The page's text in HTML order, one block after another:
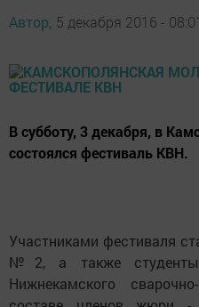
Автор, 5 декабря 2016 - 08:01
В субботу, 3 декабря, в
состоялся фестиваль КВН.
Участниками фестиваля
№2, а также студенты
Нижнекамского